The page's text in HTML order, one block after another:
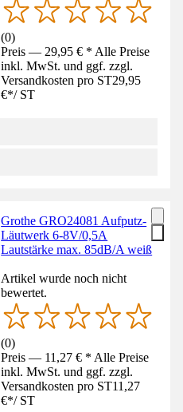
(0)
Preis — 29,95 € * Alle Preise
inkl. MwSt. und ggf. zzgl.
Versandkosten pro ST29,95
€*/ ST
Grothe GRO24081 Aufputz-
Läutwerk 6-8V/0,5A
Lautstärke max. 85dB/A weiß
Artikel wurde noch nicht
bewertet.
(0)
Preis — 11,27 € * Alle Preise
inkl. MwSt. und ggf. zzgl.
Versandkosten pro ST11,27
€*/ ST